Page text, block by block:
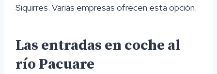
Siquirres. Varias empresas ofrecen esta opción.
Las entradas en coche al
río Pacuare